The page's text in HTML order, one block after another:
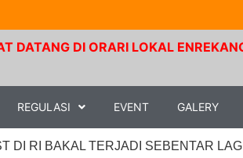
DI ORARI LOKAL ENREKANG.
REGULASI EVENT GALERY
DI RI BAKAL TERJADI SEBENTAR